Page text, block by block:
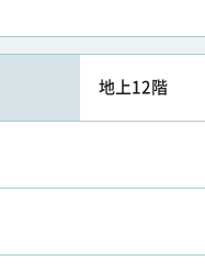
地上12階